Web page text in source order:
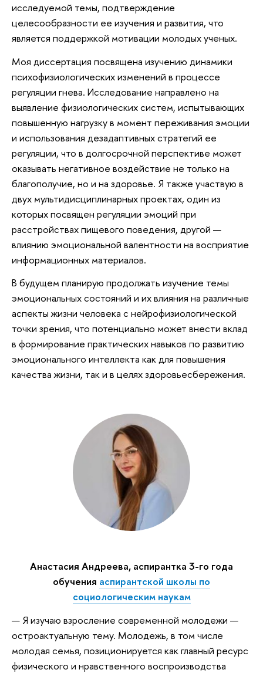
исследуемой темы, подтверждение
целесообразности ее изучения и развития, что
является поддержкой мотивации молодых ученых.
Моя диссертация посвящена изучению динамики
психофизиологических изменений в процессе
регуляции гнева. Исследование направлено на
выявление физиологических систем, испытывающих
повышенную нагрузку в момент переживания эмоции
и использования дезадаптивных стратегий ее
регуляции, что в долгосрочной перспективе может
оказывать негативное воздействие не только на
благополучие, но и на здоровье. Я также участвую в
двух мультидисциплинарных проектах, один из
которых посвящен регуляции эмоций при
расстройствах пищевого поведения, другой —
влиянию эмоциональной валентности на восприятие
информационных материалов.
В будущем планирую продолжать изучение темы
эмоциональных состояний и их влияния на различные
аспекты жизни человека с нейрофизиологической
точки зрения, что потенциально может внести вклад
в формирование практических навыков по развитию
эмоционального интеллекта как для повышения
качества жизни, так и в целях здоровьесбережения.
Анастасия Андреева, аспирантка 3-го года
обучения аспирантской школы по
социологическим наукам
— Я изучаю взросление современной молодежи —
остроактуальную тему. Молодежь, в том числе
молодая семья, позиционируется как главный ресурс
физического и нравственного воспроизводства